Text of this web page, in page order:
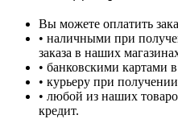
Вы можете оплатить
• наличными при
заказа в наших
• банковскими картами
• курьеру при
• любой из наших
кредит.